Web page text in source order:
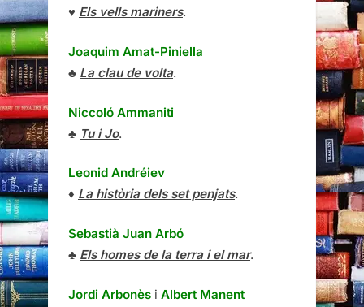
♥ Els vells mariners.
Joaquim Amat-Piniella
♣ La clau de volta.
Niccoló Ammaniti
♣ Tu i Jo.
Leonid Andréiev
♦ La història dels set penjats.
Sebastià Juan Arbó
♣ Els homes de la terra i el mar.
Jordi Arbonès i Albert Manent